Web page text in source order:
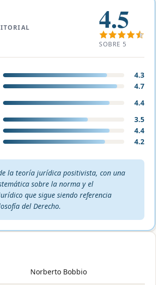
4.5
SOBRE 5
4.3
4.7
4.4
3.5
4.4
4.2
la teoría jurídica positivista, con una
sobre la norma y el
que sigue siendo referencia
del Derecho.
Norberto Bobbio